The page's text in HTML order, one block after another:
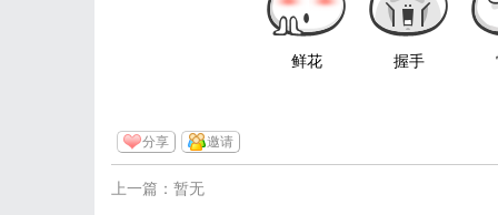
鲜花 握手
分享 邀请
上一篇：暂无